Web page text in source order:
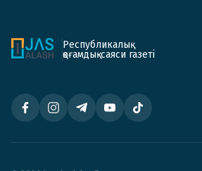
Республикалық
қоғамдық-саяси газеті